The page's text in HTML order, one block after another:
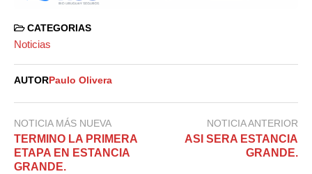
CATEGORIAS
Noticias
AUTOR Paulo Olivera
NOTICIA MÁS NUEVA
TERMINO LA PRIMERA
ETAPA EN ESTANCIA
GRANDE.
NOTICIA ANTERIOR
ASI SERA ESTANCIA
GRANDE.